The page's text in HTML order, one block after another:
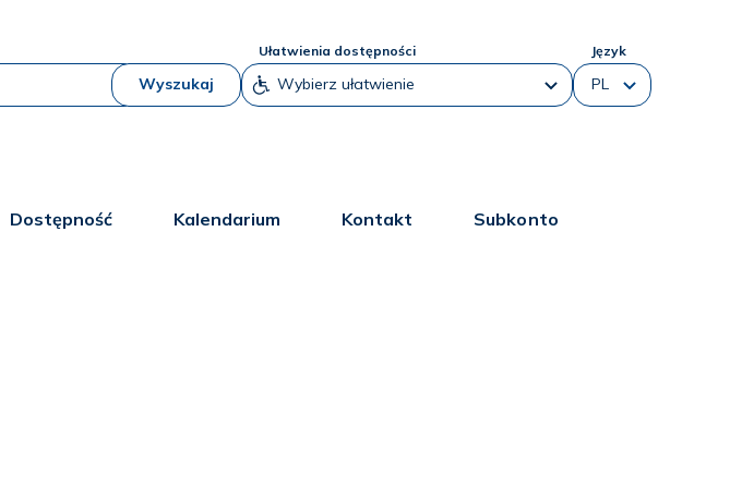
Wyszukaj
Ułatwienia dostępności Język
Dostępność Kalendarium Kontakt Subkonto